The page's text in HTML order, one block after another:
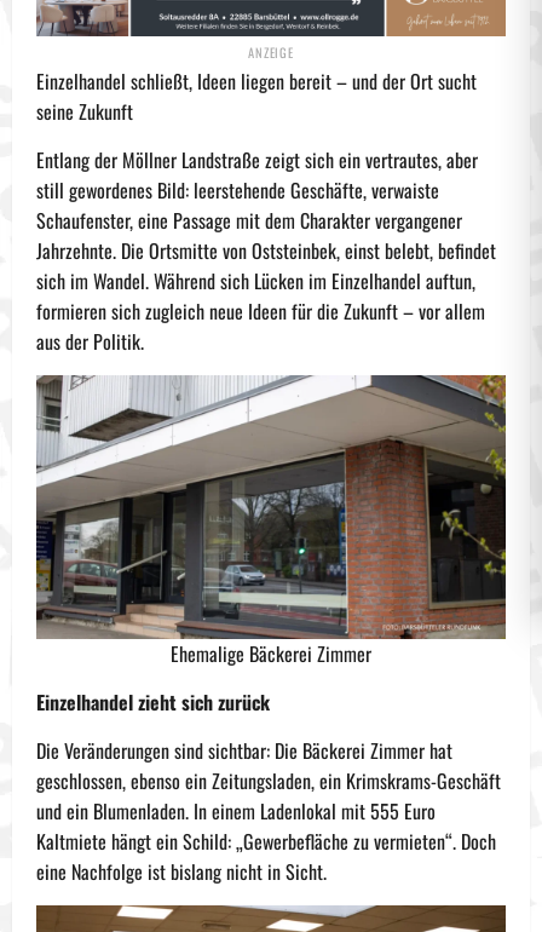
Einzelhandel schließt, Ideen liegen bereit – und der Ort sucht
seine Zukunft
Entlang der Möllner Landstraße zeigt sich ein vertrautes, aber
still gewordenes Bild: leerstehende Geschäfte, verwaiste
Schaufenster, eine Passage mit dem Charakter vergangener
Jahrzehnte. Die Ortsmitte von Oststeinbek, einst belebt, befindet
sich im Wandel. Während sich Lücken im Einzelhandel auftun,
formieren sich zugleich neue Ideen für die Zukunft – vor allem
aus der Politik.
Ehemalige Bäckerei Zimmer
Einzelhandel zieht sich zurück
Die Veränderungen sind sichtbar: Die Bäckerei Zimmer hat
geschlossen, ebenso ein Zeitungsladen, ein Krimskrams-Geschäft
und ein Blumenladen. In einem Ladenlokal mit 555 Euro
Kaltmiete hängt ein Schild: „Gewerbefläche zu vermieten“. Doch
eine Nachfolge ist bislang nicht in Sicht.